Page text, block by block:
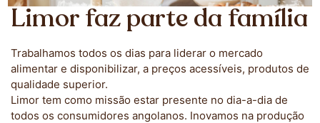
Limor faz parte da família
Trabalhamos todos os dias para liderar o mercado
alimentar e disponibilizar, a preços acessíveis, produtos de
qualidade superior.
Limor tem como missão estar presente no dia-a-dia de
todos os consumidores angolanos. Inovamos na produção